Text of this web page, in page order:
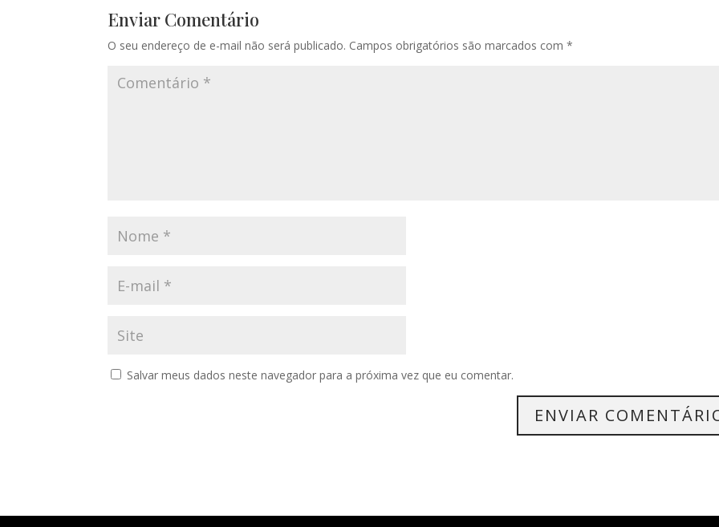
Enviar Comentário
O seu endereço de e-mail não será publicado. Campos obrigatórios são marcados com*
Salvar meus dados neste navegador para a próxima vez que eu comentar.